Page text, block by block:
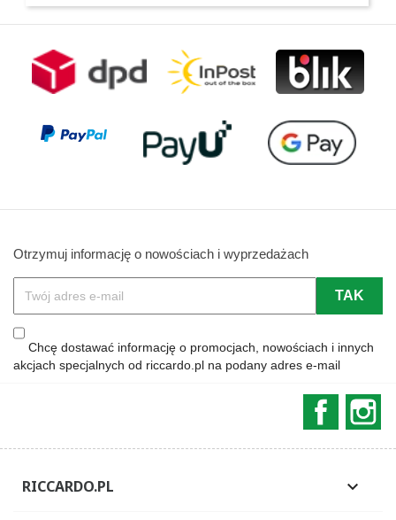
Otrzymuj informację o nowościach i wyprzedażach
Chcę dostawać informację o promocjach, nowościach i innych
akcjach specjalnych od riccardo.pl na podany adres e-mail
RICCARDO.PL 